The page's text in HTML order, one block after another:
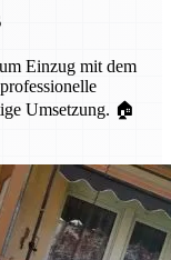
Einzug mit dem
Umsetzung. 🏠